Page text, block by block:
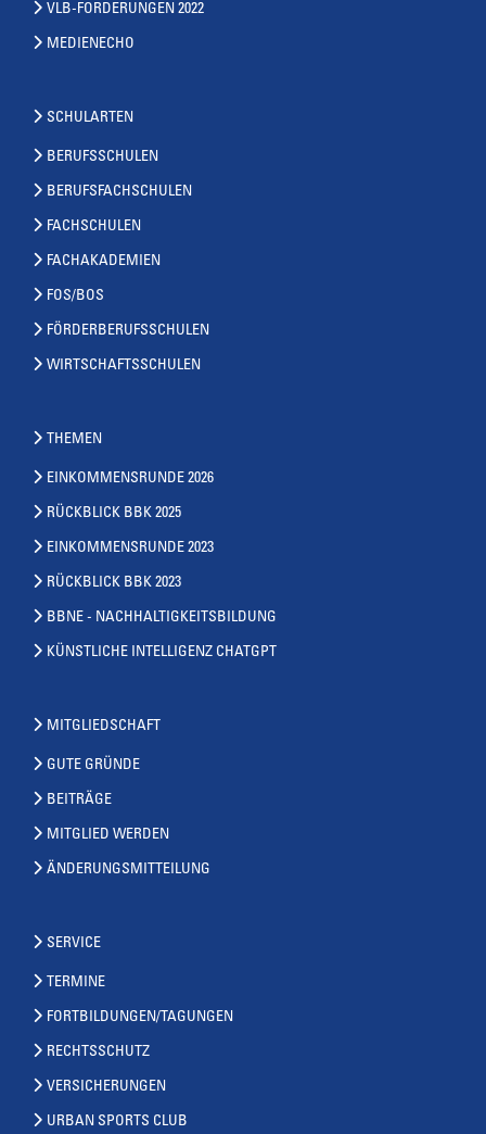
VLB-FORDERUNGEN 2022
MEDIENECHO
SCHULARTEN
BERUFSSCHULEN
BERUFSFACHSCHULEN
FACHSCHULEN
FACHAKADEMIEN
FOS/BOS
FÖRDERBERUFSSCHULEN
WIRTSCHAFTSSCHULEN
THEMEN
EINKOMMENSRUNDE 2026
RÜCKBLICK BBK 2025
EINKOMMENSRUNDE 2023
RÜCKBLICK BBK 2023
BBNE - NACHHALTIGKEITSBILDUNG
KÜNSTLICHE INTELLIGENZ CHATGPT
MITGLIEDSCHAFT
GUTE GRÜNDE
BEITRÄGE
MITGLIED WERDEN
ÄNDERUNGSMITTEILUNG
SERVICE
TERMINE
FORTBILDUNGEN/TAGUNGEN
RECHTSSCHUTZ
VERSICHERUNGEN
URBAN SPORTS CLUB